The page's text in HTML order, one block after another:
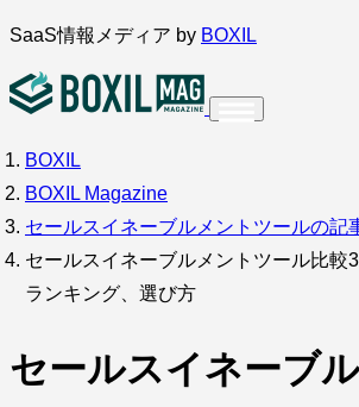
内
を
キ
ッ
プ
SaaS情報メディア by BOXIL
インタビュー
サービス比較 キーワードから探す
SaaS情報メディア by
BOXIL
BOXIL Magazine
セールスイネーブルメントツールの記
セールスイネーブルメントツール比較
ランキング、選び方
セールスイネーブ